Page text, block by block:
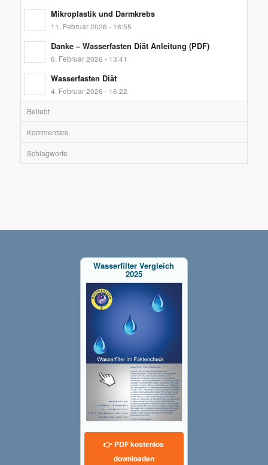
Mikroplastik und Darmkrebs
11. Februar 2026 - 16:55
Danke – Wasserfasten Diät Anleitung (PDF)
6. Februar 2026 - 13:41
Wasserfasten Diät
4. Februar 2026 - 16:22
Beliebt
Kommentare
Schlagworte
Wasserfilter Vergleich
2025
👉 PDF kostenlos
downloaden